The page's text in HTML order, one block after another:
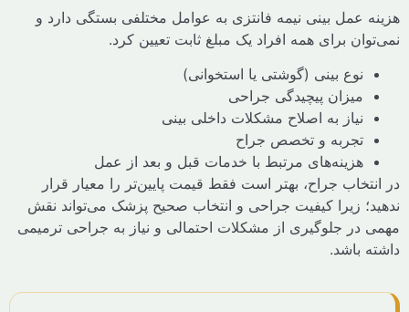
عمل بینی نیمه فانتزی به عوامل مختلفی بستگی دارد و
برای همه افراد یک مبلغ ثابت تعیین کرد.
نوع بینی (گوشتی یا استخوانی)
میزان پیچیدگی جراحی
نیاز به اصلاح مشکلات داخلی بینی
تجربه و تخصص جراح
هزینه‌های مرتبط با خدمات قبل و بعد از عمل
جراح، بهتر است فقط قیمت پایین‌تر را معیار قرار
زیرا کیفیت جراحی و انتخاب صحیح پزشک می‌تواند نقش
جلوگیری از مشکلات احتمالی و نیاز به جراحی ترمیمی
باشد.